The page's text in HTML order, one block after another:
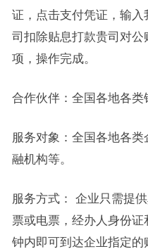
证，点击支付凭证，输
司扣除贴息打款贵司对
项，操作完成。
合作伙伴：全国各地各类
服务对象：全国各地各
融机构等。
服务方式： 企业只需提
票或电票，经办人身份
钟内即可到达企业指定的